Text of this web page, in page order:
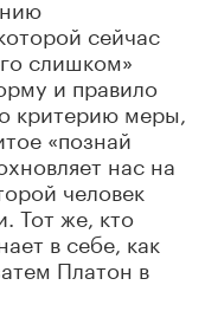
сейчас
слишком»
и правило
критерию меры,
«познай
нас на
человек
Тот же, кто
в себе, как
Платон в